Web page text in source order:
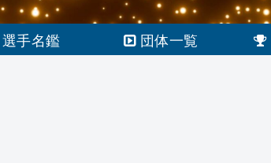
選手名鑑 団体一覧